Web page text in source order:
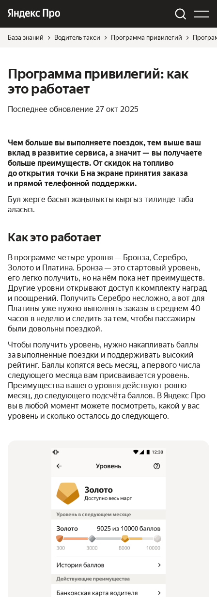
База знаний Водитель такси Программа привилегий
Программа привилегий: как
это работает
Последнее обновление 27 окт 2025
Чем больше вы выполняете поездок, тем выше ваш
вклад в развитие сервиса, а значит — вы получаете
больше преимуществ. От скидок на топливо
до открытия точки Б на экране принятия заказа
и прямой телефонной поддержки.
Бул жерге басып жаңылыкты кыргыз тилинде таба
аласыз.
Как это работает
В программе четыре уровня — Бронза, Серебро,
Золото и Платина. Бронза — это стартовый уровень,
его легко получить, но на нём пока нет преимуществ.
Другие уровни открывают доступ к комплекту наград
и поощрений. Получить Серебро несложно, а вот для
Платины уже нужно выполнять заказы в среднем 40
часов в неделю и следить за тем, чтобы пассажиры
были довольны поездкой.
Чтобы получить уровень, нужно накапливать баллы
за выполненные поездки и поддерживать высокий
рейтинг. Баллы копятся весь месяц, а первого числа
следующего месяца вам присваивается уровень.
Преимущества вашего уровня действуют ровно
месяц, до следующего подсчёта баллов. В Яндекс Про
вы в любой момент можете посмотреть, какой у вас
уровень и сколько осталось до следующего.